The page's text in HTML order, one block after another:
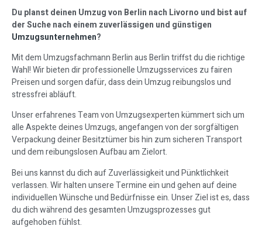
Du planst deinen Umzug von Berlin nach Livorno und bist auf
der Suche nach einem zuverlässigen und günstigen
Umzugsunternehmen?
Mit dem Umzugsfachmann Berlin aus Berlin triffst du die richtige
Wahl! Wir bieten dir professionelle Umzugsservices zu fairen
Preisen und sorgen dafür, dass dein Umzug reibungslos und
stressfrei abläuft.
Unser erfahrenes Team von Umzugsexperten kümmert sich um
alle Aspekte deines Umzugs, angefangen von der sorgfältigen
Verpackung deiner Besitztümer bis hin zum sicheren Transport
und dem reibungslosen Aufbau am Zielort.
Bei uns kannst du dich auf Zuverlässigkeit und Pünktlichkeit
verlassen. Wir halten unsere Termine ein und gehen auf deine
individuellen Wünsche und Bedürfnisse ein. Unser Ziel ist es, dass
du dich während des gesamten Umzugsprozesses gut
aufgehoben fühlst.